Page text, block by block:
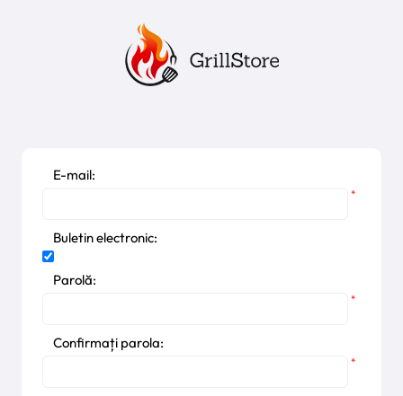
E-mail:
*
Buletin electronic:
Parolă:
*
Confirmați parola:
*